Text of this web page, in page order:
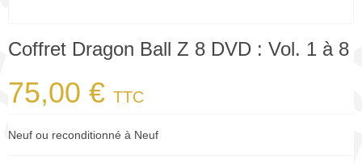
Coffret Dragon Ball Z 8 DVD : Vol. 1 à 8
75,00 € TTC
Neuf ou reconditionné à Neuf